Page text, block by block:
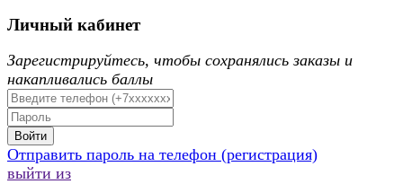
Личный кабинет
Зарегистрируйтесь, чтобы сохранялись заказы и
накапливались баллы
Войти
Отправить пароль на телефон (регистрация)
выйти из